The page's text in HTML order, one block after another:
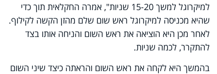
למיקרוגל למשך 15-20 שניות", אמרה החקלאית תוך כדי
שהיא מכניסה למיקרוגל ראש שום שלם מהזן הקשה לקילוף.
לאחר מכן היא הוציאה את ראש השום והניחה אותו בצד
להתקרר, לכמה שניות.
בהמשך היא לקחה את ראש השום והראתה כיצד שיני השום